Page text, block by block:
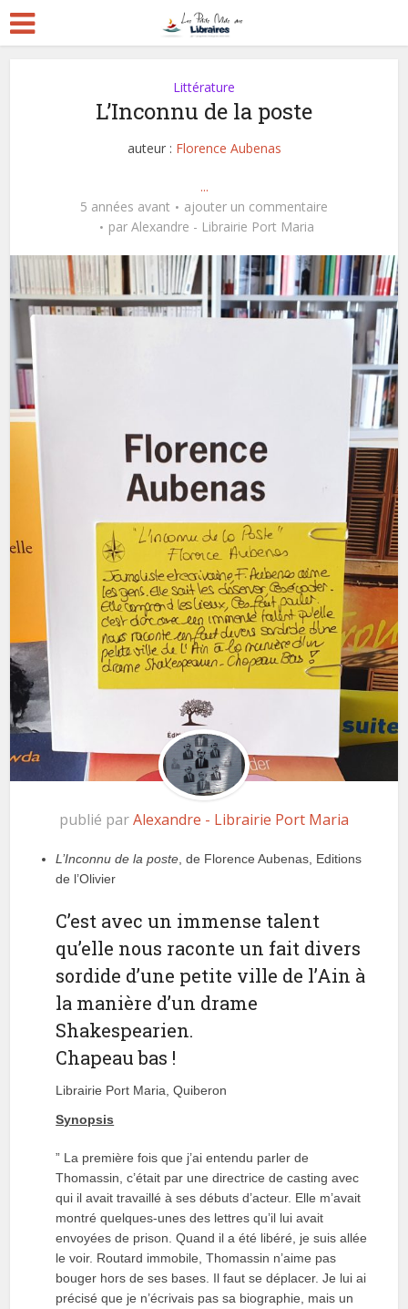
Littérature
L’Inconnu de la poste
auteur : Florence Aubenas
...
5 années avant
ajouter un commentaire
par Alexandre - Librairie Port Maria
publié parAlexandre - Librairie Port Maria
L’Inconnu de la poste , de Florence Aubenas, Editions
de l’Olivier
C’est avec un immense talent
qu’elle nous raconte un fait divers
sordide d’une petite ville de l’Ain à
la manière d’un drame
Shakespearien.
Chapeau bas !
Librairie Port Maria, Quiberon
Synopsis
” La première fois que j’ai entendu parler de
Thomassin, c’était par une directrice de casting avec
qui il avait travaillé à ses débuts d’acteur. Elle m’avait
montré quelques-unes des lettres qu’il lui avait
envoyées de prison. Quand il a été libéré, je suis allée
le voir. Routard immobile, Thomassin n’aime pas
bouger hors de ses bases. Il faut se déplacer. Je lui ai
précisé que je n’écrivais pas sa biographie, mais un